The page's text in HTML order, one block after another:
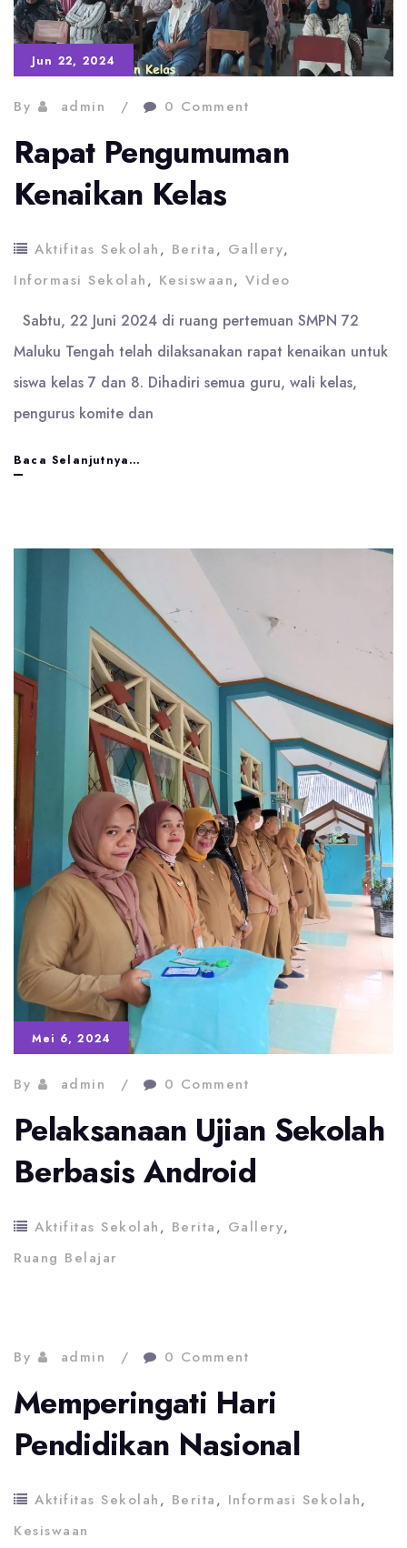
Penanaman
Pohon
Pesisir
Jun 22, 2024
By admin 0 Comment
Rapat Pengumuman
Kenaikan Kelas
Aktifitas Sekolah, Berita, Gallery,
Informasi Sekolah, Kesiswaan, Video
Sabtu, 22 Juni 2024 di ruang pertemuan SMPN 72
Maluku Tengah telah dilaksanakan rapat kenaikan untuk
siswa kelas 7 dan 8. Dihadiri semua guru, wali kelas,
pengurus komite dan
Baca Selanjutnya…
Kelas
Mei 6, 2024
By admin 0 Comment
Pelaksanaan Ujian Sekolah
Berbasis Android
Aktifitas Sekolah, Berita, Gallery,
Ruang Belajar
By admin 0 Comment
Memperingati Hari
Pendidikan Nasional
Aktifitas Sekolah, Berita, Informasi Sekolah,
Kesiswaan